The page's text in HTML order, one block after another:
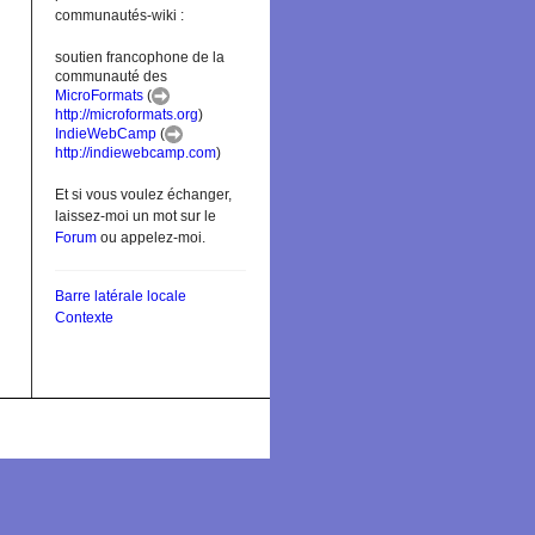
communautés-wiki :
soutien francophone de la
communauté des
MicroFormats (
http://microformats.org)
IndieWebCamp (
http://indiewebcamp.com)
Et si vous voulez échanger,
laissez-moi un mot sur le
Forum ou appelez-moi.
Barre latérale locale
Contexte